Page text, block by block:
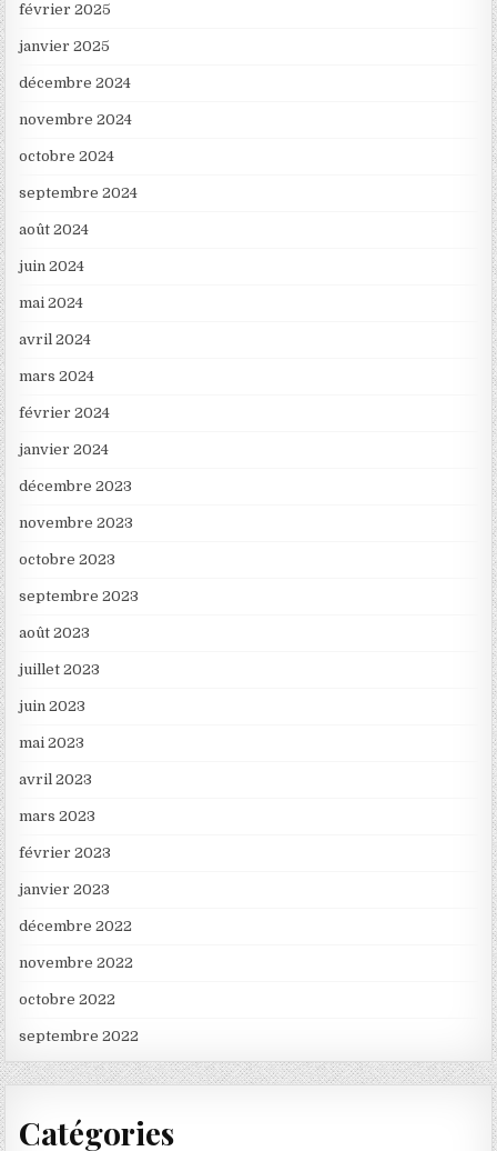
février 2025
janvier 2025
décembre 2024
novembre 2024
octobre 2024
septembre 2024
août 2024
juin 2024
mai 2024
avril 2024
mars 2024
février 2024
janvier 2024
décembre 2023
novembre 2023
octobre 2023
septembre 2023
août 2023
juillet 2023
juin 2023
mai 2023
avril 2023
mars 2023
février 2023
janvier 2023
décembre 2022
novembre 2022
octobre 2022
septembre 2022
Catégories